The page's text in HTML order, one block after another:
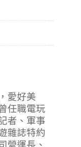
愛好美
任職電玩
者、軍事
雜誌特約
營運長、